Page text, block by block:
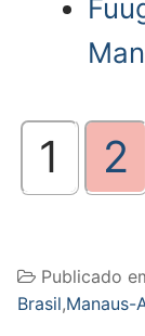
1 2
Publicado
Brasil,Manaus-